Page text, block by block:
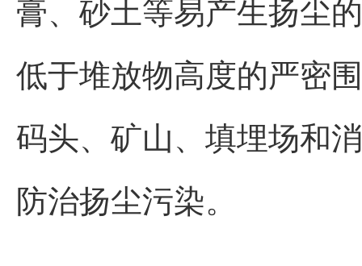
膏、砂土等易产生扬尘
低于堆放物高度的严密
码头、矿山、填埋场和
防治扬尘污染。